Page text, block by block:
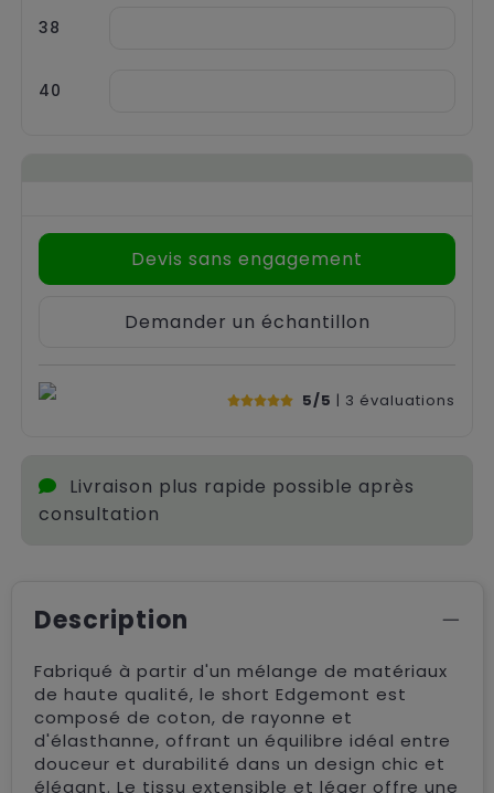
38
40
Devis sans engagement
Demander un échantillon
5/5 | 3 évaluations
Livraison plus rapide possible après
consultation
Description
Fabriqué à partir d'un mélange de matériaux
de haute qualité, le short Edgemont est
composé de coton, de rayonne et
d'élasthanne, offrant un équilibre idéal entre
douceur et durabilité dans un design chic et
élégant. Le tissu extensible et léger offre une